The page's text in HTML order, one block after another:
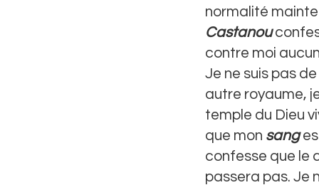
normalité
Castanou
contre moi
Je ne suis pas
autre royaume,
temple du Dieu
que mon sang
confesse que le
passera pas. Je